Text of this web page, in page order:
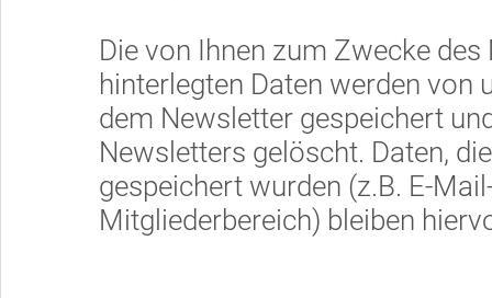
Die von Ihnen zum Zwecke
hinterlegten Daten werden von
dem Newsletter gespeichert
Newsletters gelöscht. Daten,
gespeichert wurden (z.B. E-
Mitgliederbereich) bleiben